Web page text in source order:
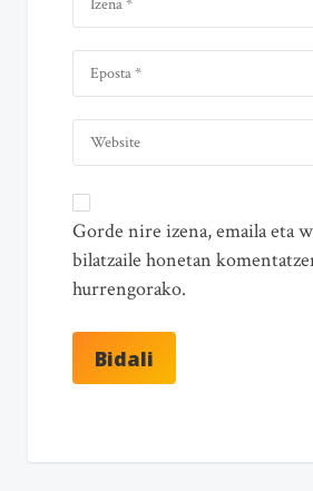
Gorde nire izena, emaila eta
bilatzaile honetan
hurrengorako.